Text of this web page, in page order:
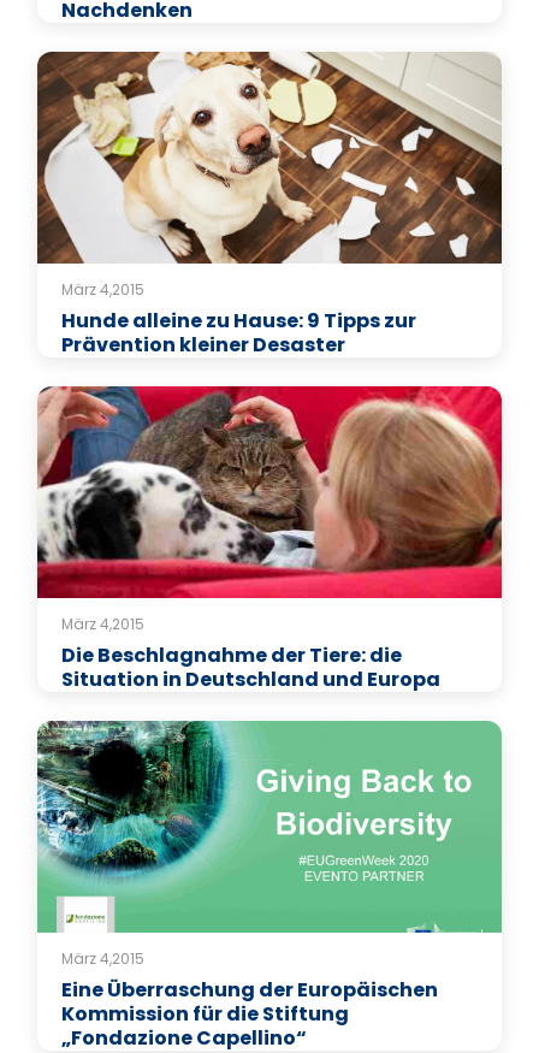
Nachdenken
März 4,2015
Hunde alleine zu Hause: 9 Tipps zur
Prävention kleiner Desaster
März 4,2015
Die Beschlagnahme der Tiere: die
Situation in Deutschland und Europa
März 4,2015
Eine Überraschung der Europäischen
Kommission für die Stiftung
„Fondazione Capellino“